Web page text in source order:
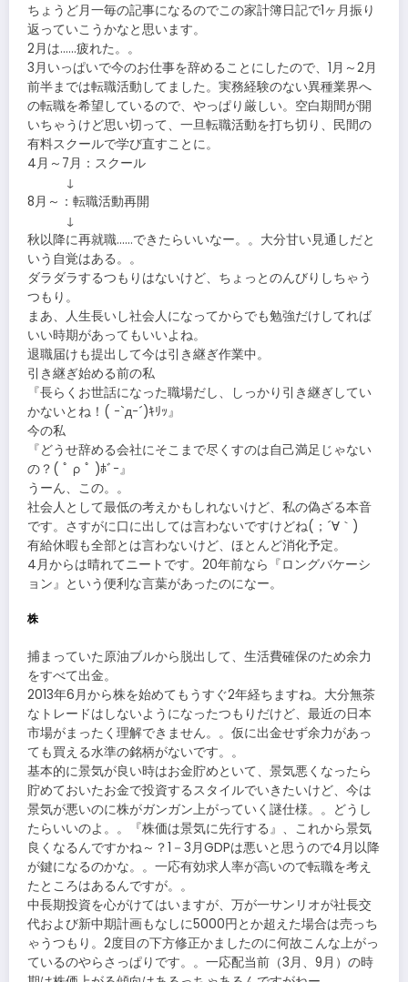
ちょうど月一毎の記事になるのでこの家計簿日記で1ヶ月振り
返っていこうかなと思います。
2月は……疲れた。。
3月いっぱいで今のお仕事を辞めることにしたので、1月～2月
前半までは転職活動してました。実務経験のない異種業界へ
の転職を希望しているので、やっぱり厳しい。空白期間が開
いちゃうけど思い切って、一旦転職活動を打ち切り、民間の
有料スクールで学び直すことに。
4月～7月：スクール
↓
8月～：転職活動再開
↓
秋以降に再就職……できたらいいなー。。大分甘い見通しだと
いう自覚はある。。
ダラダラするつもりはないけど、ちょっとのんびりしちゃう
つもり。
まあ、人生長いし社会人になってからでも勉強だけしてれば
いい時期があってもいいよね。
退職届けも提出して今は引き継ぎ作業中。
引き継ぎ始める前の私
『長らくお世話になった職場だし、しっかり引き継ぎしてい
かないとね！( ｰ`дｰ´)ｷﾘｯ』
今の私
『どうせ辞める会社にそこまで尽くすのは自己満足じゃない
の？( ﾟ ρ ﾟ )ﾎﾞｰ』
うーん、この。。
社会人として最低の考えかもしれないけど、私の偽ざる本音
です。さすがに口に出しては言わないですけどね(；´∀｀)
有給休暇も全部とは言わないけど、ほとんど消化予定。
4月からは晴れてニートです。20年前なら『ロングバケーシ
ョン』という便利な言葉があったのになー。
株
捕まっていた原油ブルから脱出して、生活費確保のため余力
をすべて出金。
2013年6月から株を始めてもうすぐ2年経ちますね。大分無茶
なトレードはしないようになったつもりだけど、最近の日本
市場がまったく理解できません。。仮に出金せず余力があっ
ても買える水準の銘柄がないです。。
基本的に景気が良い時はお金貯めといて、景気悪くなったら
貯めておいたお金で投資するスタイルでいきたいけど、今は
景気が悪いのに株がガンガン上がっていく謎仕様。。どうし
たらいいのよ。。『株価は景気に先行する』、これから景気
良くなるんですかね～？1－3月GDPは悪いと思うので4月以降
が鍵になるのかな。。一応有効求人率が高いので転職を考え
たところはあるんですが。。
中長期投資を心がけてはいますが、万が一サンリオが社長交
代および新中期計画もなしに5000円とか超えた場合は売っち
ゃうつもり。2度目の下方修正かましたのに何故こんな上がっ
ているのやらさっぱりです。。一応配当前（3月、9月）の時